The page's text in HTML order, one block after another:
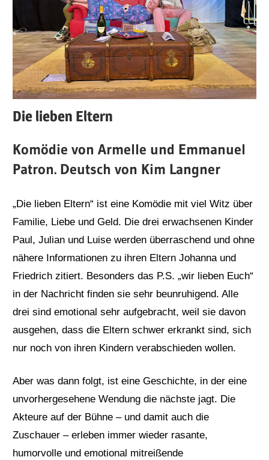
Die lieben Eltern
Komödie von Armelle und Emmanuel
Patron. Deutsch von Kim Langner
„Die lieben Eltern“ ist eine Komödie mit viel Witz über
Familie, Liebe und Geld. Die drei erwachsenen Kinder
Paul, Julian und Luise werden überraschend und ohne
nähere Informationen zu ihren Eltern Johanna und
Friedrich zitiert. Besonders das P.S. „wir lieben Euch“
in der Nachricht finden sie sehr beunruhigend. Alle
drei sind emotional sehr aufgebracht, weil sie davon
ausgehen, dass die Eltern schwer erkrankt sind, sich
nur noch von ihren Kindern verabschieden wollen.
Aber was dann folgt, ist eine Geschichte, in der eine
unvorhergesehene Wendung die nächste jagt. Die
Akteure auf der Bühne – und damit auch die
Zuschauer – erleben immer wieder rasante,
humorvolle und emotional mitreißende